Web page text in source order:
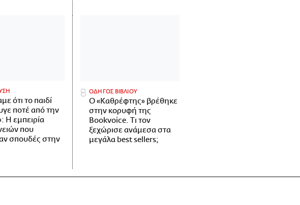
ότι το παιδί
ποτέ από την
Η εμπειρία
που
σπουδές στην
ΟΔΗΓΟΣ ΒΙΒΛΙΟΥ
Ο «Καθρέφτης» βρέθηκε
στην κορυφή της
Bookvoice. Τι τον
ξεχώρισε ανάμεσα στα
μεγάλα best sellers;